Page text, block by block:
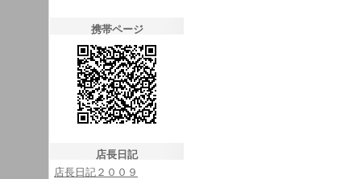
携帯ページ
店長日記
店長日記２００９